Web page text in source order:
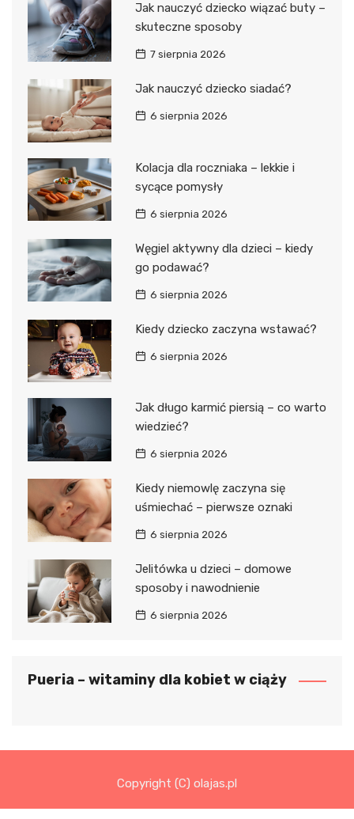
Jak nauczyć dziecko wiązać buty –
skuteczne sposoby
7 sierpnia 2026
Jak nauczyć dziecko siadać?
6 sierpnia 2026
Kolacja dla roczniaka – lekkie i
sycące pomysły
6 sierpnia 2026
Węgiel aktywny dla dzieci – kiedy
go podawać?
6 sierpnia 2026
Kiedy dziecko zaczyna wstawać?
6 sierpnia 2026
Jak długo karmić piersią – co warto
wiedzieć?
6 sierpnia 2026
Kiedy niemowlę zaczyna się
uśmiechać – pierwsze oznaki
6 sierpnia 2026
Jelitówka u dzieci – domowe
sposoby i nawodnienie
6 sierpnia 2026
Pueria – witaminy dla kobiet w ciąży
Copyright (C) olajas.pl